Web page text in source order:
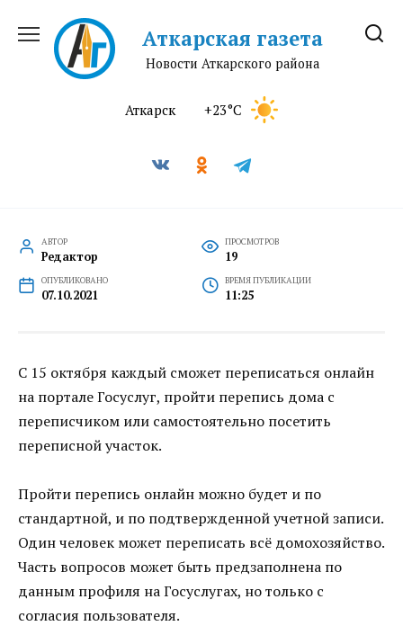
содержанию
Аткарская газета
Новости Аткарского района
Аткарск +23°C
АВТОР
Редактор
ПРОСМОТРОВ
19
ОПУБЛИКОВАНО
07.10.2021
ВРЕМЯ ПУБЛИКАЦИИ
11:25
С 15 октября каждый сможет переписаться онлайн
на портале Госуслуг, пройти перепись дома с
переписчиком или самостоятельно посетить
переписной участок.
Пройти перепись онлайн можно будет и по
стандартной, и по подтвержденной учетной записи.
Один человек может переписать всё домохозяйство.
Часть вопросов может быть предзаполнена по
данным профиля на Госуслугах, но только с
согласия пользователя.